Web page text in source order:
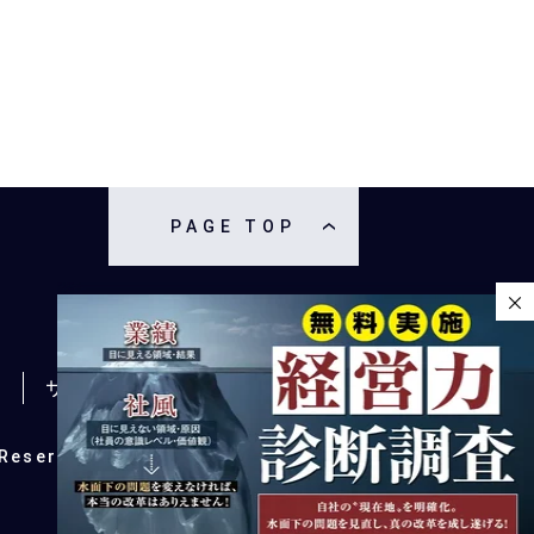
×
PAGE TOP
サイトマップ